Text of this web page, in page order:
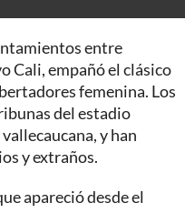
entre
Cali, empañó el clásico
femenina. Los
del estadio
y han
y extraños.
apareció desde el